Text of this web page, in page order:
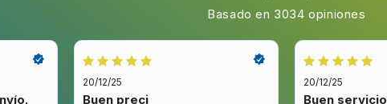
Basado en 3034 opiniones
20/12/25
Buen preci
20/12/25
Buen servicio